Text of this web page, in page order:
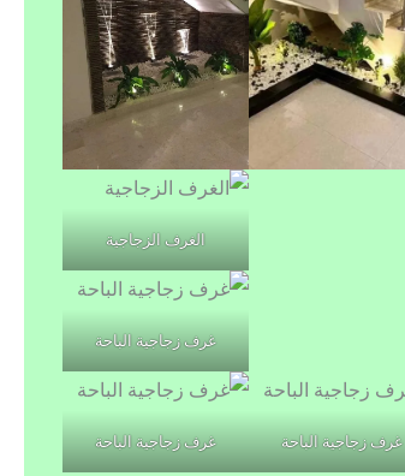
الغرف الزجاجية
غرف زجاجية الباحة
غرف زجاجية الباحة غرف زجاجية الباحة